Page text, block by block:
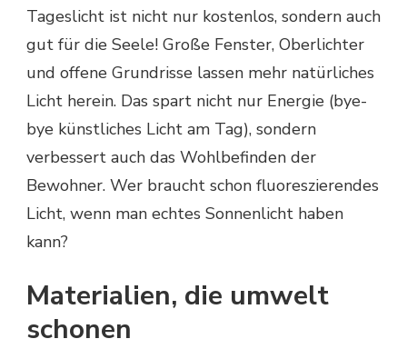
Tageslicht ist nicht nur kostenlos, sondern auch
gut für die Seele! Große Fenster, Oberlichter
und offene Grundrisse lassen mehr natürliches
Licht herein. Das spart nicht nur Energie (bye-
bye künstliches Licht am Tag), sondern
verbessert auch das Wohlbefinden der
Bewohner. Wer braucht schon fluoreszierendes
Licht, wenn man echtes Sonnenlicht haben
kann?
Materialien, die umwelt
schonen